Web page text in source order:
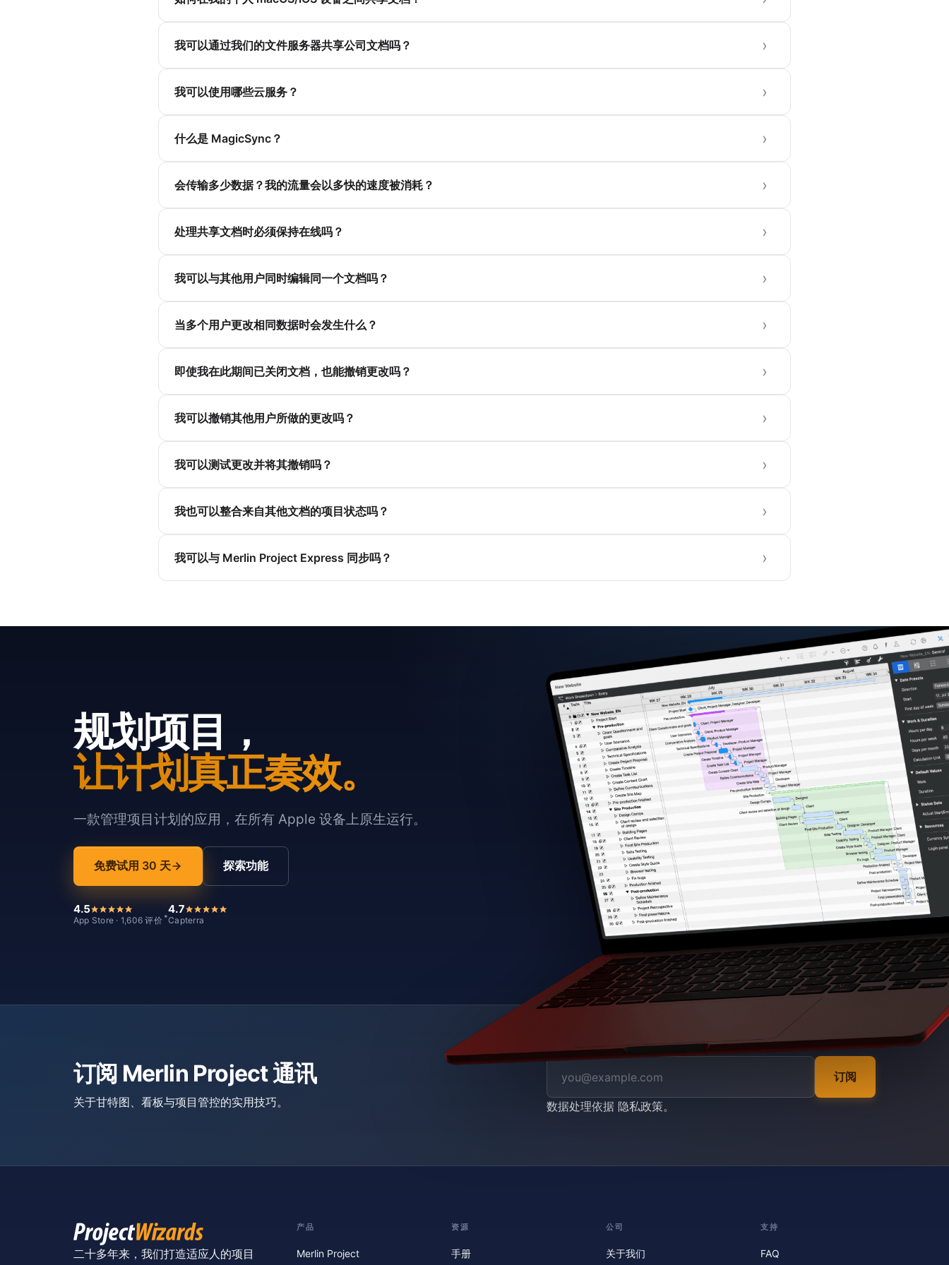
我可以通过我们的文件服务器共享公司文档吗？
我可以使用哪些云服务？
什么是 MagicSync？
会传输多少数据？我的流量会以多快的速度被消耗？
处理共享文档时必须保持在线吗？
我可以与其他用户同时编辑同一个文档吗？
当多个用户更改相同数据时会发生什么？
即使我在此期间已关闭文档，也能撤销更改吗？
我可以撤销其他用户所做的更改吗？
我可以测试更改并将其撤销吗？
我也可以整合来自其他文档的项目状态吗？
我可以与 Merlin Project Express 同步吗？
规划项目，
让计划真正奏效。
一款管理项目计划的应用，在所有 Apple 设备上原生运行。
免费试用 30 天 探索功能
4.5
App Store · 1,606 评价 *
4.7
Capterra
订阅 Merlin Project 通讯
关于甘特图、看板与项目管控的实用技巧。
订阅
数据处理依据 隐私政策。
二十多年来，我们打造适应人的项目
产品
Merlin Project
资源
手册
公司
关于我们
支持
FAQ